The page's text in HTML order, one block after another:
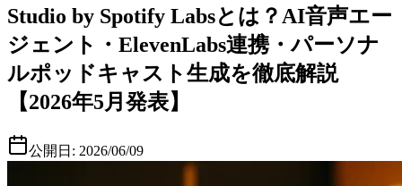
Studio by Spotify Labsとは？AI音声エー
ジェント・ElevenLabs連携・パーソナ
ルポッドキャスト生成を徹底解説
【2026年5月発表】
公開日: 2026/06/09